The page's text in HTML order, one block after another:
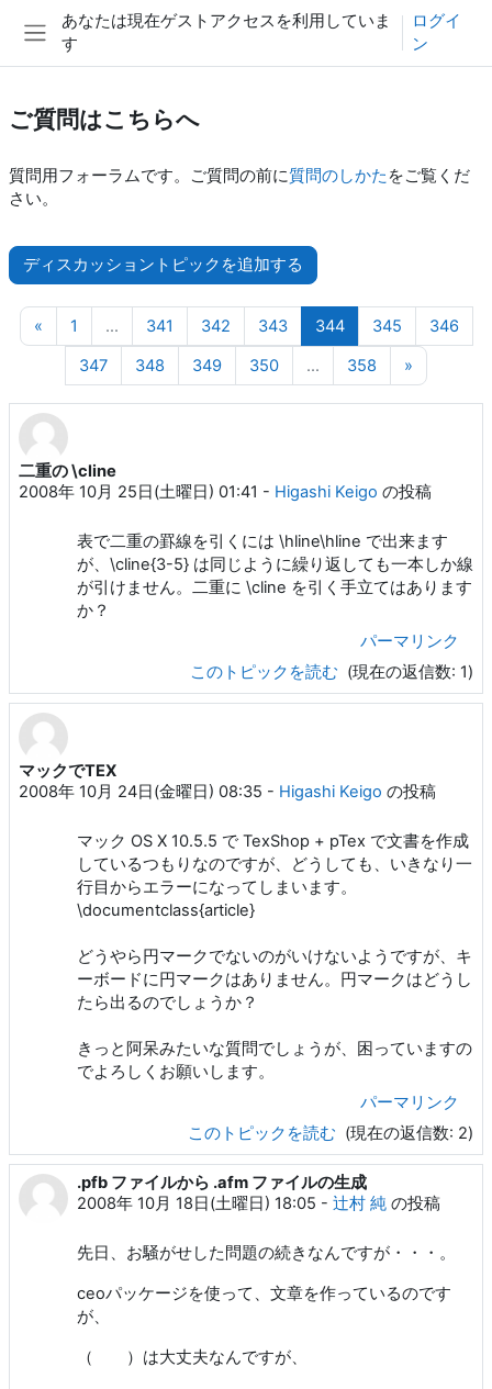
メインコンテンツへスキップする
サイドパネル
あなたは現在ゲストアクセスを利用していま
す
ログイ
ン
ご質問はこちらへ
質問用フォーラムです。ご質問の前に質問のしかた をご覧くだ
さい。
ディスカッショントピックを追加する
«前のページ
1 ページ 1
… 341 ページ 341
342ページ 342
343ページ 343
344ページ 344
345ページ 345
346ペ
347ページ 347
348ページ 348
349ページ 349
350ページ 350
… 358ページ 358
»次のペー
二重の \cline
2008年 10月 25日(土曜日) 01:41 - Higashi Keigo の投稿
表で二重の罫線を引くには \hline\hline で出来ます
が、\cline{3-5} は同じように繰り返しても一本しか線
が引けません。二重に \cline を引く手立てはあります
か？
パーマリンク
このトピックを読む (現在の返信数: 1)
マックでTEX
2008年 10月 24日(金曜日) 08:35 - Higashi Keigo の投稿
マック OS X 10.5.5 で TexShop + pTex で文書を作成
しているつもりなのですが、どうしても、いきなり一
行目からエラーになってしまいます。
\documentclass{article}
どうやら円マークでないのがいけないようですが、キ
ーボードに円マークはありません。円マークはどうし
たら出るのでしょうか？
きっと阿呆みたいな質問でしょうが、困っていますの
でよろしくお願いします。
パーマリンク
このトピックを読む (現在の返信数: 2)
.pfb ファイルから .afm ファイルの生成
2008年 10月 18日(土曜日) 18:05 - 辻村 純 の投稿
先日、お騒がせした問題の続きなんですが・・・。
ceoパッケージを使って、文章を作っているのです
が、
（ ）は大丈夫なんですが、